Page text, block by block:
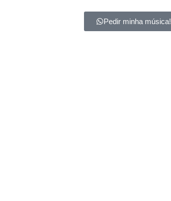
Pedir minha música!